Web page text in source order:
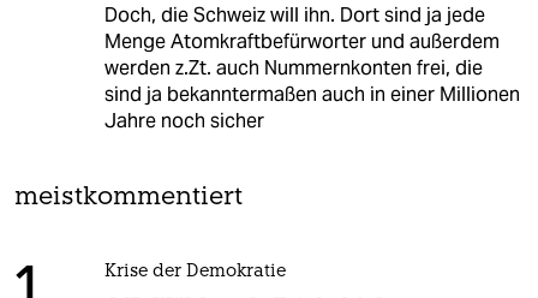
Doch, die Schweiz will ihn. Dort sind ja jede
Menge Atomkraftbefürworter und außerdem
werden z.Zt. auch Nummernkonten frei, die
sind ja bekanntermaßen auch in einer Millionen
Jahre noch sicher
meistkommentiert
Krise der Demokratie